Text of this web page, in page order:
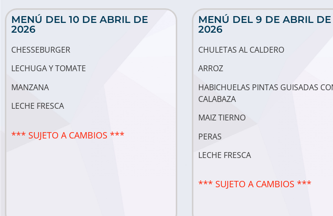
MENÚ DEL 10 DE ABRIL DE
2026
CHESSEBURGER
LECHUGA Y TOMATE
MANZANA
LECHE FRESCA
*** SUJETO A CAMBIOS ***
MENÚ DEL 9 DE ABRIL DE
2026
CHULETAS AL CALDERO
ARROZ
HABICHUELAS PINTAS GUISADAS
CALABAZA
MAIZ TIERNO
PERAS
LECHE FRESCA
*** SUJETO A CAMBIOS ***